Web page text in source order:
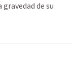
de su